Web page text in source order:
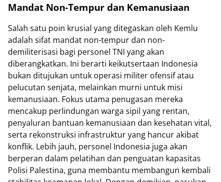
Mandat Non-Tempur dan Kemanusiaan
Salah satu poin krusial yang ditegaskan oleh Kemlu
adalah sifat mandat non-tempur dan non-
demiliterisasi bagi personel TNI yang akan
diberangkatkan. Ini berarti keikutsertaan Indonesia
bukan ditujukan untuk operasi militer ofensif atau
pelucutan senjata, melainkan murni untuk misi
kemanusiaan. Fokus utama penugasan mereka
mencakup perlindungan warga sipil yang rentan,
penyaluran bantuan kemanusiaan dan kesehatan vital,
serta rekonstruksi infrastruktur yang hancur akibat
konflik. Lebih jauh, personel Indonesia juga akan
berperan dalam pelatihan dan penguatan kapasitas
Polisi Palestina, guna membantu membangun kembali